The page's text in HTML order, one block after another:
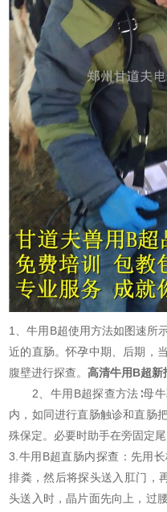
1、牛用B超使用方法如图速所
近的直肠。怀孕中期、后期，
腹壁进行探查。高清牛用B超新
2、牛用B超探查方法∶母牛
内，如同进行直肠触诊和直肠
殊保定。必要时助手在旁固定尾
3.牛用B超直肠内探查：先用
排粪，然后将探头送入肛门，
头送入时，晶片面先向上，过